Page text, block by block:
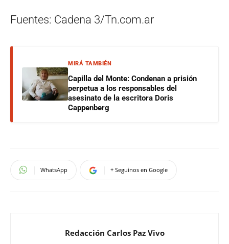
Fuentes: Cadena 3/Tn.com.ar
MIRÁ TAMBIÉN
Capilla del Monte: Condenan a prisión
perpetua a los responsables del
asesinato de la escritora Doris
Cappenberg
WhatsApp + Seguinos en Google
Redacción Carlos Paz Vivo